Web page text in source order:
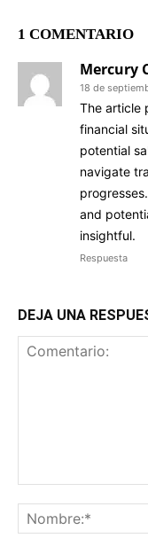
1 COMENTARIO
Mercury
18 de
The article
financial
potential
navigate
and
insightful.
Respuesta
DEJA UNA